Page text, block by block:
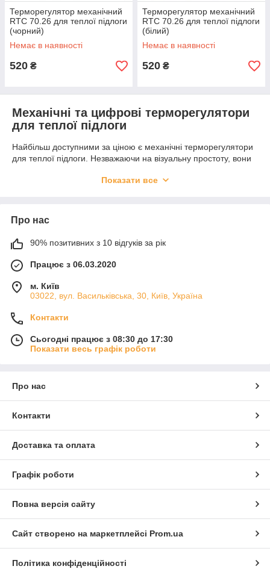
Терморегулятор механічний
RTC 70.26 для теплої підлоги
(чорний)
Немає в наявності
520 ₴
Терморегулятор механічний
RTC 70.26 для теплої підлоги
(білий)
Немає в наявності
520 ₴
Механічні та цифрові терморегулятори
для теплої підлоги
Найбільш доступними за ціною є механічні терморегулятори
для теплої підлоги. Незважаючи на візуальну простоту, вони
покладеними на них обов'язками. При цьому механізм
Цифрові терморегулятори для теплої підлоги, в першу чергу,
необхідні параметри. Опціонально можлива передача даних
бути оснащений пультом дистанційного керування або ж
відомих брендів також надійна і довговічна.
теплої підлоги
Всі терморегулятори для електричного теплого статі
універсальні і взаємозамінні. Тому немає ніякої потреби
іншого.
Моделі для водяної теплої підлоги мають такий же принцип
дії, але параметри можна задати тільки для контуру, а не для
Показати все
Про нас
90% позитивних з 10 відгуків за рік
Працює з 06.03.2020
м. Київ
03022, вул. Васильківська, 30, Київ, Україна
Контакти
Сьогодні працює з 08:30 до 17:30
Показати весь графік роботи
Про нас
Контакти
Доставка та оплата
Графік роботи
Повна версія сайту
Сайт створено на маркетплейсі Prom.ua
Політика конфіденційності